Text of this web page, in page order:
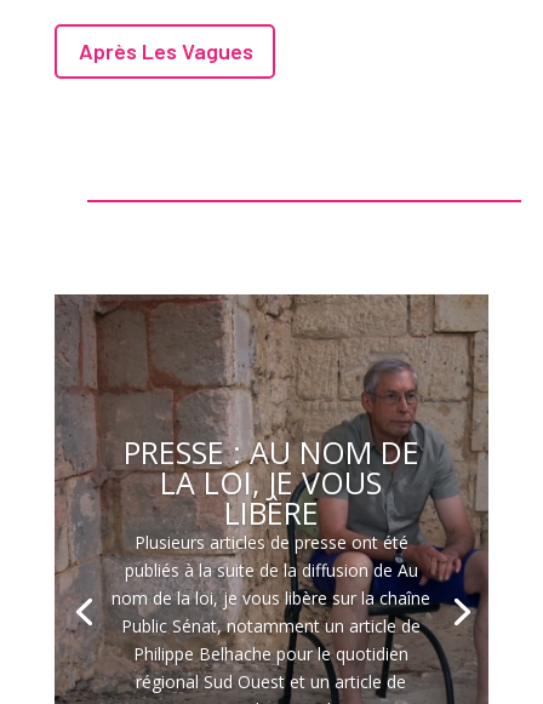
Après Les Vagues
PRESSE : AU NOM DE
LA LOI, JE VOUS
LIBÈRE
Plusieurs articles de presse ont été
publiés à la suite de la diffusion de Au
nom de la loi, je vous libère sur la chaîne
Public Sénat, notamment un article de
Philippe Belhache pour le quotidien
régional Sud Ouest et un article de